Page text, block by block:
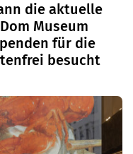
die aktuelle
Museum
für die
besucht